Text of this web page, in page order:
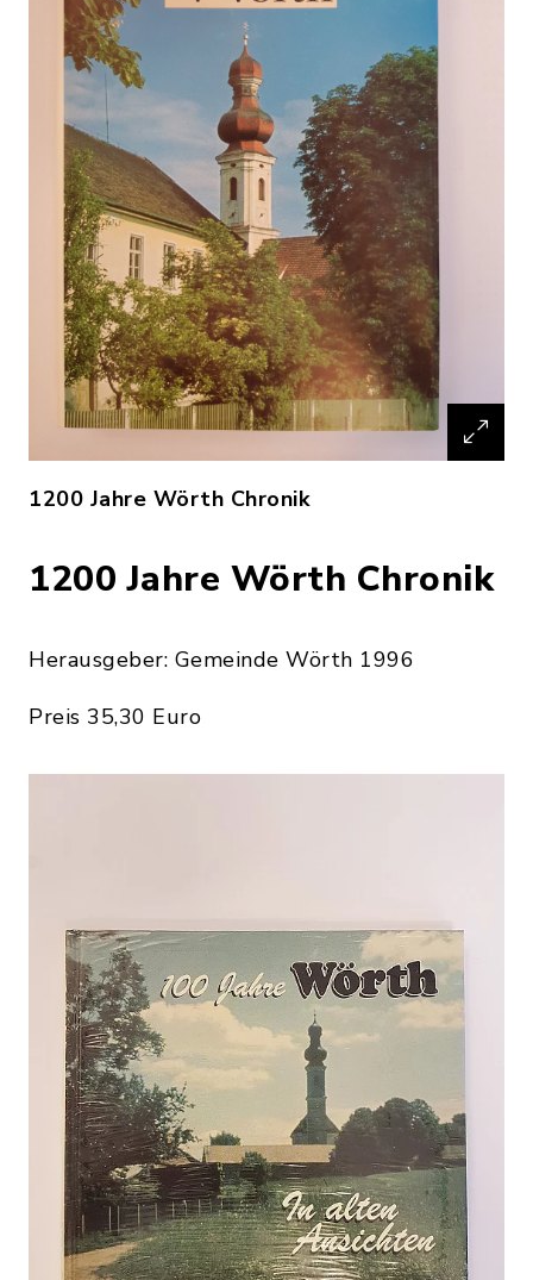
1200 Jahre Wörth Chronik
1200 Jahre Wörth Chronik
Herausgeber: Gemeinde Wörth 1996
Preis 35,30 Euro